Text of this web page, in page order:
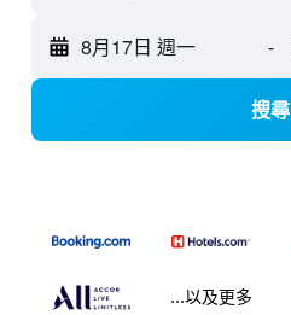
8月17日 週一 -
搜尋
...以及更多